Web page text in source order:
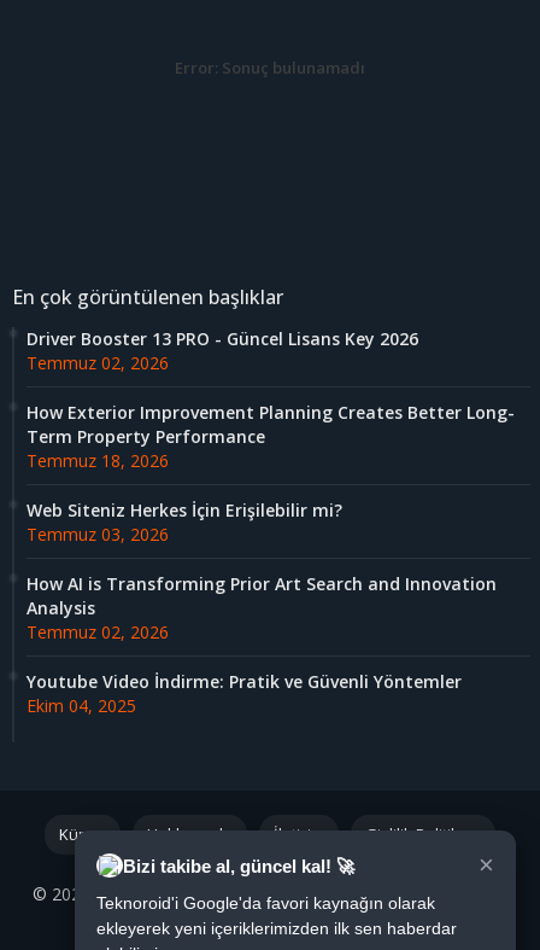
Error: Sonuç bulunamadı
Bizi takibe al, güncel kal! 🚀 ×
Teknoroid'i Google'da favori kaynağın olarak
ekleyerek yeni içeriklerimizden ilk sen haberdar
En çok görüntülenen başlıklar
Driver Booster 13 PRO - Güncel Lisans Key 2026
Temmuz 02, 2026
How Exterior Improvement Planning Creates Better Long-
Term Property Performance
Temmuz 18, 2026
Web Siteniz Herkes İçin Erişilebilir mi?
Temmuz 03, 2026
How AI is Transforming Prior Art Search and Innovation
Analysis
Temmuz 02, 2026
Youtube Video İndirme: Pratik ve Güvenli Yöntemler
Ekim 04, 2025
© 2021 - 2026 Tüm Hakları Saklıdır | Teknoroid.net
Blogger
Künye Hakkımızda İletişim Gizlilik Politikası